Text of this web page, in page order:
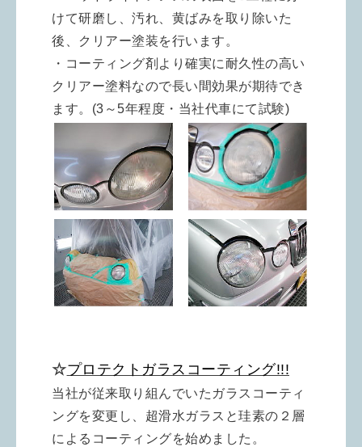
けて研磨し、汚れ、黄ばみを取り除いた
後、クリアー塗装を行います。
・コーティング剤より確実に耐久性の高い
クリアー塗料なので長い間効果が期待でき
ます。(3～5年程度・当社代車にて試験)
☆プロテクトガラスコーティング!!!
当社が従来取り組んでいたガラスコーティ
ングを変更し、超滑水ガラスと珪素の２層
によるコーティングを始めました。